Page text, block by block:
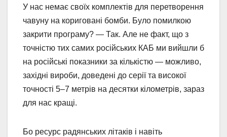
У нас немає своїх комплектів для перетворення
чавуну на кориговані бомби. Було помилкою
закрити програму? — Так. Але не факт, що з
точністю тих самих російських КАБ ми вийшли б
на російські показники за кількістю — можливо,
західні вироби, доведені до серії та високої
точності 5–7 метрів на десятки кілометрів, зараз
для нас кращі.
Бо ресурс радянських літаків і навіть